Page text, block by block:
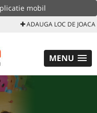
mobil
ADAUGA LOC DE JOACA
MENU